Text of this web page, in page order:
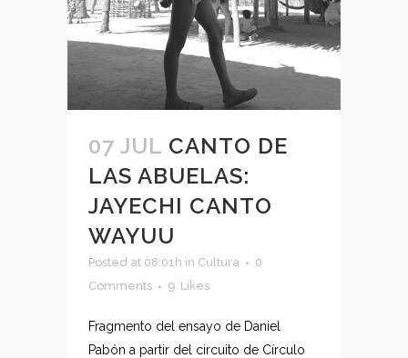
07 JUL CANTO DE
LAS ABUELAS:
JAYECHI CANTO
WAYUU
Posted at 08:01h in Cultura
0
Comments
9 Likes
Fragmento del ensayo de Daniel
Pabón a partir del circuito de Círculo